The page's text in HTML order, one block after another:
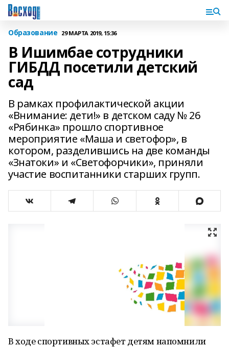
Образование 29 МАРТА 2019, 15:36
В Ишимбае сотрудники
ГИБДД посетили детский
сад
В рамках профилактической акции
«Внимание: дети!» в детском саду № 26
«Рябинка» прошло спортивное
мероприятие «Маша и светофор», в
котором, разделившись на две команды
«Знатоки» и «Светофорчики», приняли
участие воспитанники старших групп.
В ходе спортивных эстафет детям напомнили